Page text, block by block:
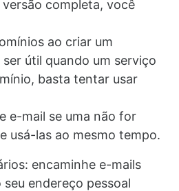
completa, você
ao criar um
útil quando um serviço
basta tentar usar
e-mail se uma não for
usá-las ao mesmo tempo.
encaminhe e-mails
endereço pessoal